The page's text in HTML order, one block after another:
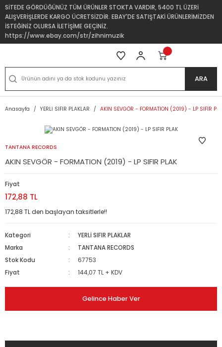
SİTEDE GÖRDÜĞÜNÜZ TÜM ÜRÜNLER STOKTA VARDIR, 5400 TL ÜZERİ
ALIŞVERİŞLERDE KARGO ÜCRETSİZDİR. EBAY'DE SATIŞTAKİ ÜRÜNLERİMİZDEN
İSTEĞİNİZ OLURSA İLETİŞİME GEÇİNİZ.
https://www.ebay.com/str/zihnimuzik
ARA
Anasayfa YERLİ SIFIR PLAKLAR AKIN SEVGÖR - FORMATION (2019) - LP SIFIR
TANTANA RECORDS
AKIN SEVGÖR - FORMATION (2019) - LP SIFIR PLAK
Fiyat
172,88 TL
172,88 TL den başlayan taksitlerle!!
Kategori
YERLİ SIFIR PLAKLAR
Marka
TANTANA RECORDS
Stok Kodu
67753
Fiyat
144,07 TL + KDV
Gelince Haber Ver